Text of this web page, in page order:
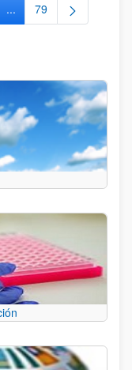
TAB para
...Páginas intermedias
Página
79